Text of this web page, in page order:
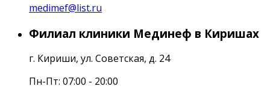
medimef@list.ru
Филиал клиники Мединеф в Киришах
г. Кириши, ул. Советская, д. 24
Пн-Пт: 07:00 - 20:00